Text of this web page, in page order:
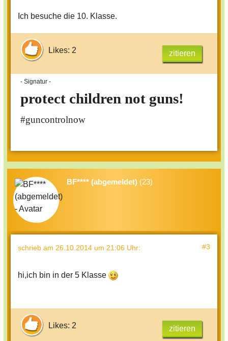
Ich besuche die 10. Klasse.
Likes: 2 zitieren
- Signatur -
protect children not guns!
#guncontrolnow
BF**** (abgemeldet) (23)
schrieb am 26.10.2014 um 21:06 Uhr: #3
hi,ich bin in der 5 Klasse
Likes: 2 zitieren